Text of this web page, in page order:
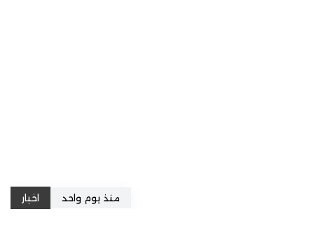
منذ يوم واحد اخبار